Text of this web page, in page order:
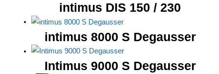
intimus DIS 150 / 230
intimus 8000 S Degausser
Intimus 9000 S Degausser